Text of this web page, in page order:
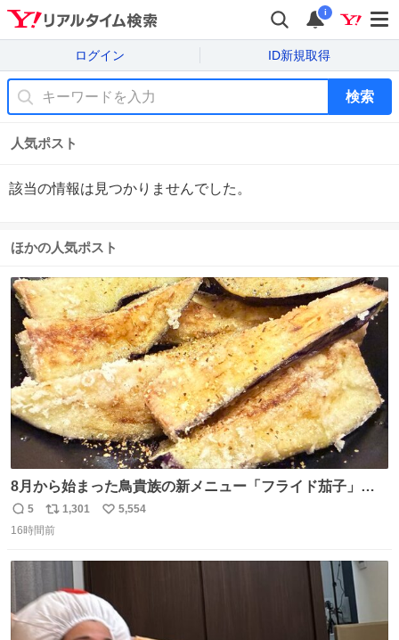
i
ログイン ID新規取得
検索
人気ポスト
該当の情報は見つかりませんでした。
ほかの人気ポスト
8月から始まった鳥貴族の新メニュー「フライド茄子」が
うますぎでした 信じて……
返
信
5
リ
ポ
数
1,301
い
5,554
16時間前